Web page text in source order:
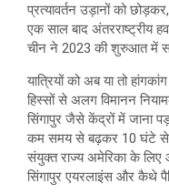
प्रत्यावर्तन उड़ानों को
एक साल बाद अंतरराष्ट्रीय
चीन ने 2023 की शुरुआत में सभी
यात्रियों को अब या तो
हिस्सों से अलग विमानन
सिंगापुर जैसे केंद्रों में जाना
कम समय से बढ़कर 10 घंटे से
संयुक्त राज्य अमेरिका के लिए
सिंगापुर एयरलाइंस और कैथे